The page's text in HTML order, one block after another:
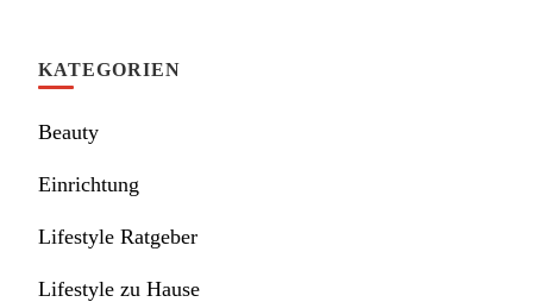
KATEGORIEN
Beauty
Einrichtung
Lifestyle Ratgeber
Lifestyle zu Hause